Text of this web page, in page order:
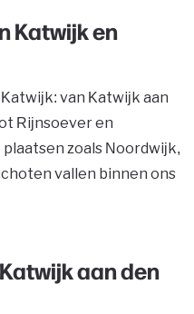
Katwijk en
van Katwijk aan
Rijnsoever en
zoals Noordwijk,
vallen binnen ons
aan den